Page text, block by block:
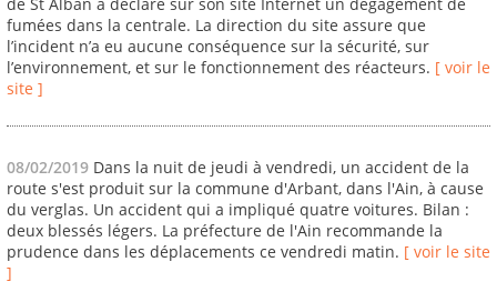
fumées dans la centrale. La direction du site assure que
l’incident n’a eu aucune conséquence sur la sécurité, sur
l’environnement, et sur le fonctionnement des réacteurs. [ voir le
site ]
08/02/2019 Dans la nuit de jeudi à vendredi, un accident de la
route s'est produit sur la commune d'Arbant, dans l'Ain, à cause
du verglas. Un accident qui a impliqué quatre voitures. Bilan :
deux blessés légers. La préfecture de l'Ain recommande la
prudence dans les déplacements ce vendredi matin. [ voir le site
]